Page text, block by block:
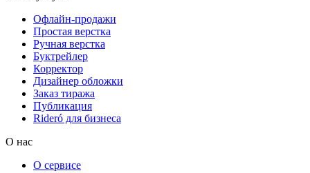
Офлайн-продажи
Простая верстка
Ручная верстка
Буктрейлер
Корректор
Дизайнер обложки
Заказ тиража
Публикация
Rideró для бизнеса
О нас
О сервисе